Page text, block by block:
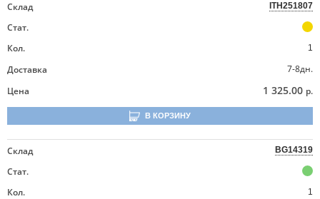
Склад ITH251807
Стат.
Кол.
1
Доставка
7-8дн.
Цена
1 325.00 р.
В КОРЗИНУ
Склад BG14319
Стат.
Кол.
1